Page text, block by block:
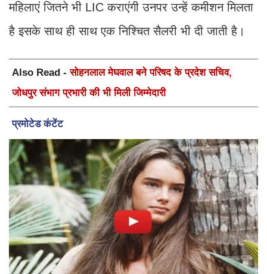
महिलाएं जितने भी LIC कराएंगी उनपर उन्हें कमीशन मिलता
है इसके साथ ही साथ एक निश्चित सैलरी भी दी जाती है।
Also Read -सोहनलाल मेघवाल बने परिषद के प्रदेश सचिव,
जोधपुर संभाग प्रभारी की भी मिली जिम्मेदारी